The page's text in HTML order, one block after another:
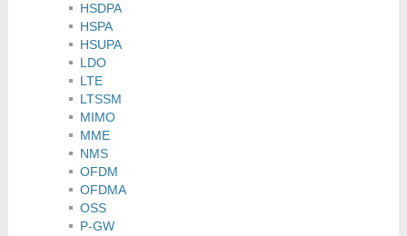
HSDPA
HSPA
HSUPA
LDO
LTE
LTSSM
MIMO
MME
NMS
OFDM
OFDMA
OSS
P-GW